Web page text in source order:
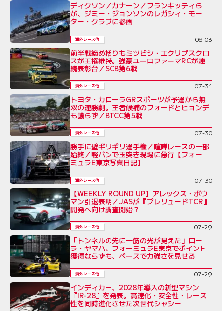
ディクソン／カナーン／フランキッティら
が、ジミー・ジョンソンのレガシィ・モー
ター・クラブに参画
海外レース他 08-03
前半戦締め括りもミツビシ・エクリプスクロ
スが王権維持。強豪ユーロファーマRCが連
続表彰台／SCB第6戦
海外レース他 07-31
トヨタ・カローラGRスポーツが予選から無
双の連勝劇。王者候補のフォードとヒョンデ
も譲らず／BTCC第5戦
海外レース他 07-30
勝手に壁ギリギリ選手権／喧嘩レースの一部
始終／軽バンで玉突き現場に急行【フォー
ミュラE東京写真日記】
海外レース他 07-30
【WEEKLY ROUND UP】アレックス・ボウ
マン引退表明／JASが『プレリュードTCR』
開発へ向け調査開始？
海外レース他 07-29
「トンネルの先に一筋の光が見えた」ロー
ラ・ヤマハ、フォーミュラE東京でポイント
獲得ならずも、ペースで力強さを見せる
海外レース他 07-29
インディカー、2028年導入の新型マシン
『IR-28』を発表。高速化・安全性・レース
性を同時進化させた次世代シャシー